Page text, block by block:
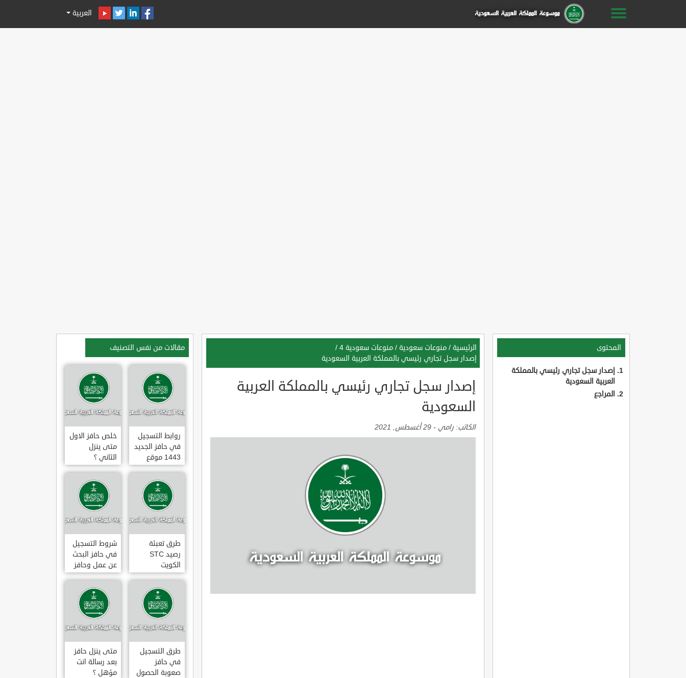
العربية
المحتوى
إصدار سجل تجاري رئيسي بالمملكة
العربية السعودية
المراجع
الرئيسية / منوعات سعودية / منوعات سعودية 4
/
إصدار سجل تجاري رئيسي بالمملكة العربية السعودية
إصدار سجل تجاري رئيسي بالمملكة العربية
السعودية
الكاتب: رامي - 29 أغسطس, 2021
مقالات من نفس التصنيف
روابط التسجيل
في حافز الجديد
1443 موقع
طاقات البوابة
الوطنية للعمل
خلص حافز الاول
متى ينزل
الثاني ؟
طرق تعبئة
رصيد STC
الكويت
بالخطوات 2022
شروط التسجيل
في حافز البحث
عن عمل وحافز
صعوبة البحث
عن عمل ؟
طرق التسجيل
في حافز
صعوبة الحصول
متى ينزل حافز
بعد رسالة انت
مؤهل ؟